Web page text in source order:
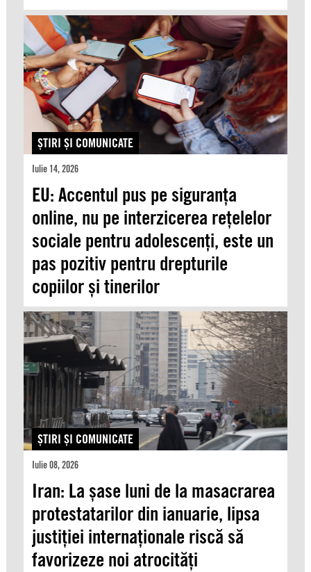
ŞTIRI ŞI COMUNICATE
Iulie 14, 2026
EU: Accentul pus pe siguranța
online, nu pe interzicerea rețelelor
sociale pentru adolescenți, este un
pas pozitiv pentru drepturile
copiilor și tinerilor
ŞTIRI ŞI COMUNICATE
Iulie 08, 2026
Iran: La șase luni de la masacrarea
protestatarilor din ianuarie, lipsa
justiției internaționale riscă să
favorizeze noi atrocități